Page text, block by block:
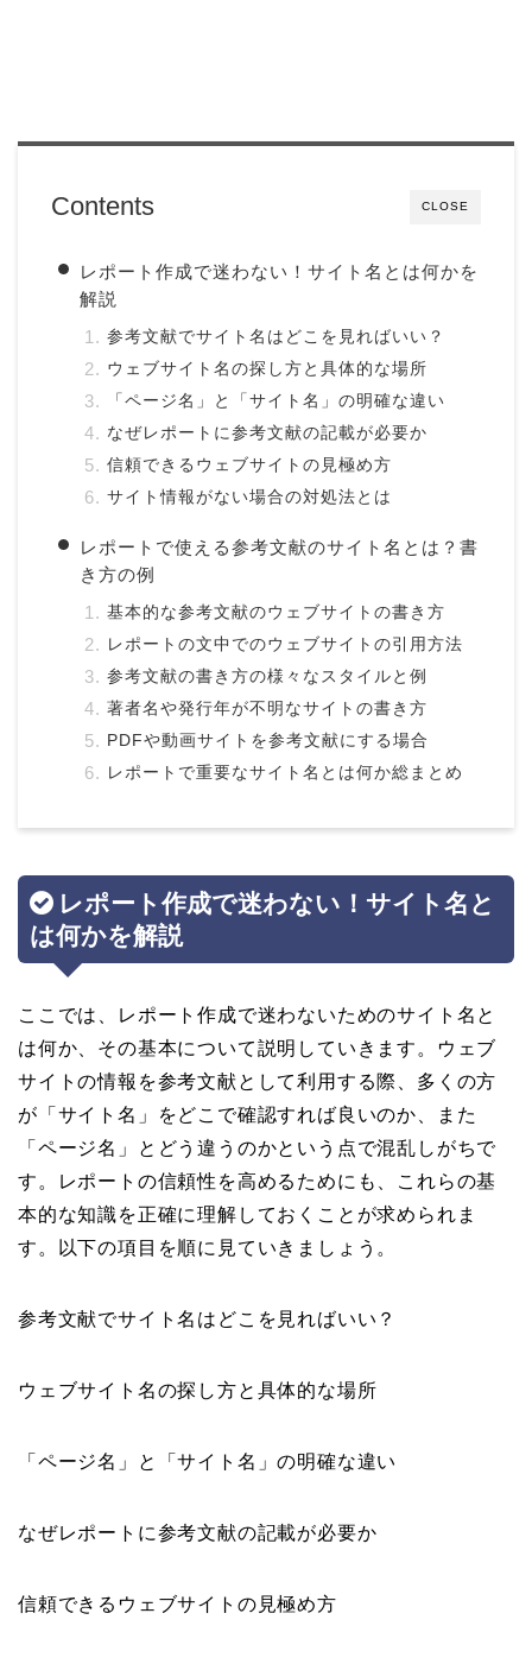
CLOSE
Contents
レポート作成で迷わない！サイト名とは何かを
解説
参考文献でサイト名はどこを見ればいい？
ウェブサイト名の探し方と具体的な場所
「ページ名」と「サイト名」の明確な違い
なぜレポートに参考文献の記載が必要か
信頼できるウェブサイトの見極め方
サイト情報がない場合の対処法とは
レポートで使える参考文献のサイト名とは？書
き方の例
基本的な参考文献のウェブサイトの書き方
レポートの文中でのウェブサイトの引用方法
参考文献の書き方の様々なスタイルと例
著者名や発行年が不明なサイトの書き方
PDFや動画サイトを参考文献にする場合
レポートで重要なサイト名とは何か総まとめ
レポート作成で迷わない！サイト名と
は何かを解説
ここでは、レポート作成で迷わないためのサイト名と
は何か、その基本について説明していきます。ウェブ
サイトの情報を参考文献として利用する際、多くの方
が「サイト名」をどこで確認すれば良いのか、また
「ページ名」とどう違うのかという点で混乱しがちで
す。レポートの信頼性を高めるためにも、これらの基
本的な知識を正確に理解しておくことが求められま
す。以下の項目を順に見ていきましょう。
参考文献でサイト名はどこを見ればいい？
ウェブサイト名の探し方と具体的な場所
「ページ名」と「サイト名」の明確な違い
なぜレポートに参考文献の記載が必要か
信頼できるウェブサイトの見極め方